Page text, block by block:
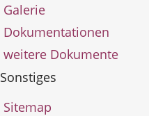
Galerie
Dokumentationen
weitere Dokumente
Sonstiges
Sitemap